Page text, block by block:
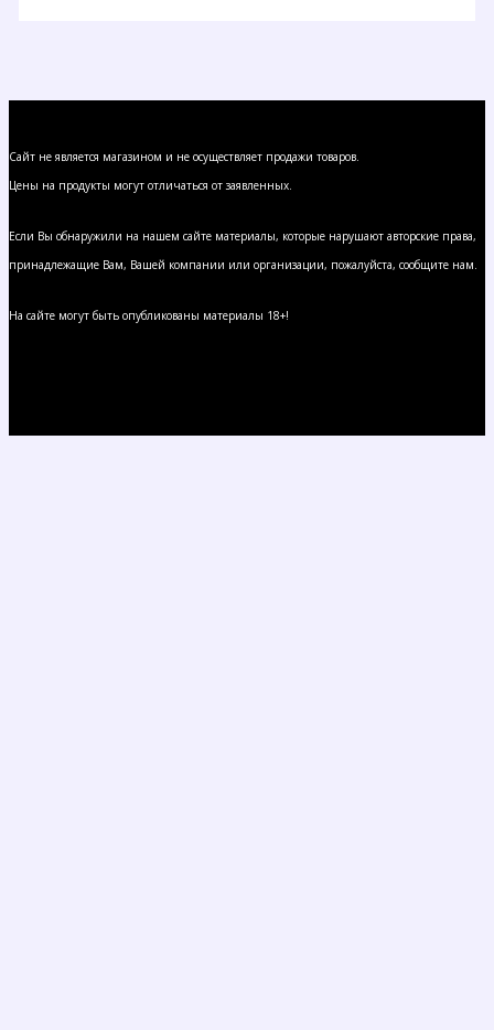
Сайт не является магазином и не осуществляет продажи товаров.
Цены на продукты могут отличаться от заявленных.
Если Вы обнаружили на нашем сайте материалы, которые нарушают авторские права,
принадлежащие Вам, Вашей компании или организации, пожалуйста, сообщите нам.
На сайте могут быть опубликованы материалы 18+!